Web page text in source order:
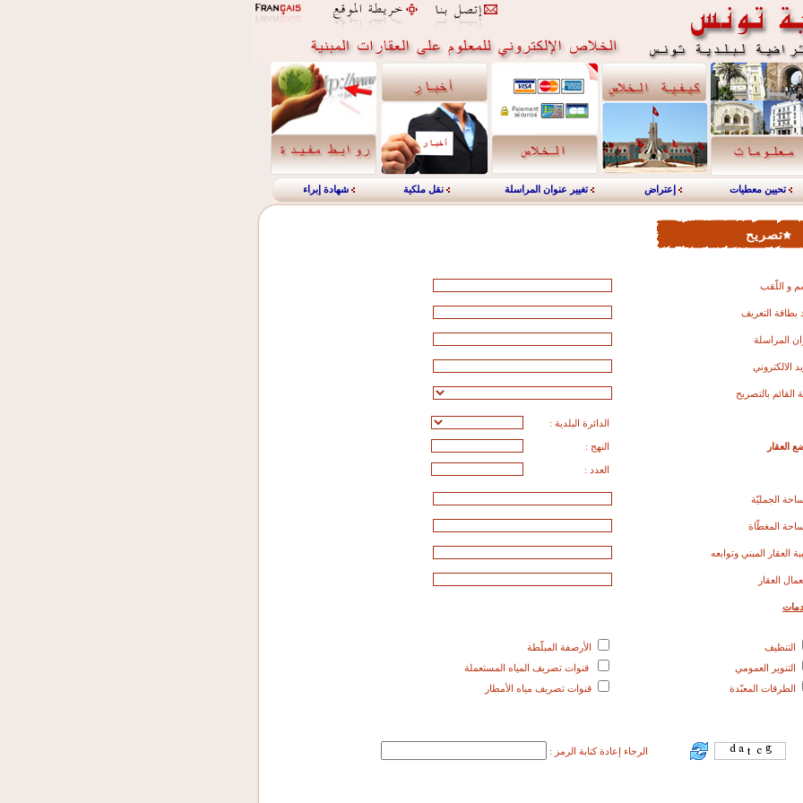
تحيين معطيات إعتراض تغيير عنوان المراسلة نقل ملكية شهادة إبراء
تصريح
و اللّقب
بطاقة التعريف
المراسلة
الالكتروني
القائم بالتصريح
العقار
الدائرة البلدية :
النهج :
العدد :
الجمليّة
المغطّاة
العقار المبني وتوابعه
العقار
التنظيف
التنوير العمومي
الطرقات المعبّدة
الأرصفة المبلّطة
قنوات تصريف المياه المستعملة
قنوات تصريف مياه الأمطار
الرجاء إعادة كتابة الرمز :